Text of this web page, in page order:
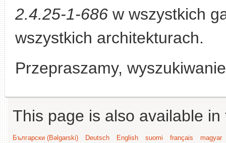
2.4.25-1-686 w wszystkich
wszystkich architekturach.
Przepraszamy,
This page is also available
Български (Bəlgarski) Deutsch English suomi français
magyar